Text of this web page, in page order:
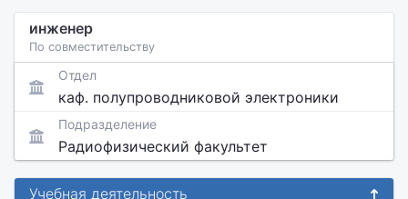
инженер
По совместительству
Отдел
каф. полупроводниковой электроники
Подразделение
Радиофизический факультет
Учебная деятельность